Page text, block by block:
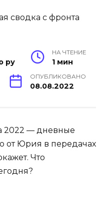
ру
НА ЧТЕНИЕ
1 мин
ОПУБЛИКОВАНО
08.08.2022
2022 — дневные
от Юрия в передачах
Что